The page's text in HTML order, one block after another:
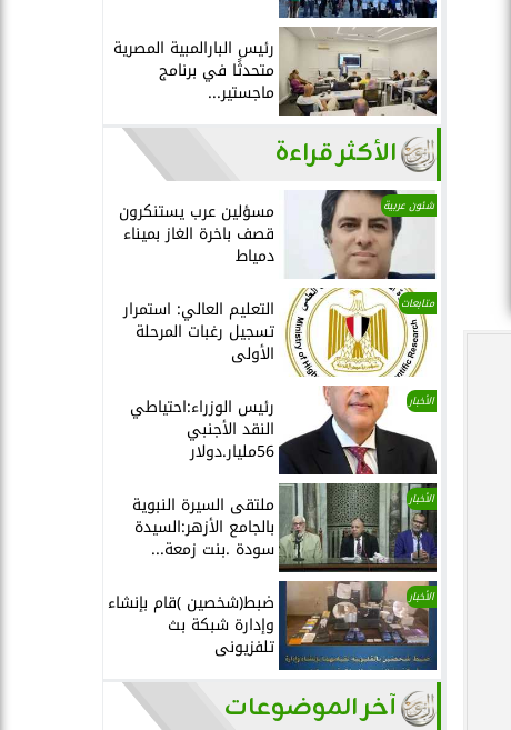
رئيس البارالمبية المصرية
متحدثًا في برنامج
ماجستير...
الأكثر قراءة
شئون عربية مسؤلين عرب يستنكرون
قصف باخرة الغاز بميناء
دمياط
متابعات التعليم العالي: استمرار
تسجيل رغبات المرحلة
الأولى
الأخبار رئيس الوزراء:احتياطي
النقد الأجنبي
56مليار.دولار
الأخبار ملتقى السيرة النبوية
بالجامع الأزهر:السيدة
سودة .بنت زمعة...
الأخبار ضبط(شخصين )قام بإنشاء
وإدارة شبكة بث
تلفزيونى
آخر الموضوعات